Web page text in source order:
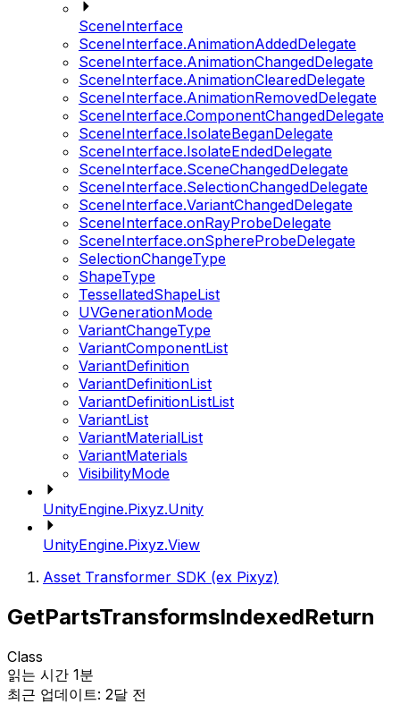
SceneInterface
SceneInterface.AnimationAddedDelegate
SceneInterface.AnimationChangedDelegate
SceneInterface.AnimationClearedDelegate
SceneInterface.AnimationRemovedDelegate
SceneInterface.ComponentChangedDelegate
SceneInterface.IsolateBeganDelegate
SceneInterface.IsolateEndedDelegate
SceneInterface.SceneChangedDelegate
SceneInterface.SelectionChangedDelegate
SceneInterface.VariantChangedDelegate
SceneInterface.onRayProbeDelegate
SceneInterface.onSphereProbeDelegate
SelectionChangeType
ShapeType
TessellatedShapeList
UVGenerationMode
VariantChangeType
VariantComponentList
VariantDefinition
VariantDefinitionList
VariantDefinitionListList
VariantList
VariantMaterialList
VariantMaterials
VisibilityMode
UnityEngine.Pixyz.Unity
UnityEngine.Pixyz.View
Asset Transformer SDK (ex Pixyz)
GetPartsTransformsIndexedReturn
Class
읽는 시간 1분
최근 업데이트: 2달 전